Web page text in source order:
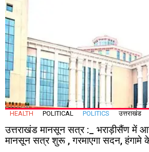
HEALTH POLITICAL POLITICS उत्तराखंड
उत्तराखंड मानसून सत्र :_ भराड़ीसैंण में
मानसून सत्र शुरू , गरमाएगा सदन, हंगामे